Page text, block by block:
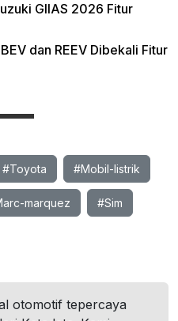
GIIAS 2026 Fitur
dan REEV Dibekali Fitur
#Toyota #Mobil-listrik
marquez #Sim
otomotif tepercaya